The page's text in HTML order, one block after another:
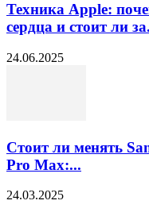
Техника Apple:
сердца и стоит ли
24.06.2025
Стоит ли менять
Pro Max:...
24.03.2025